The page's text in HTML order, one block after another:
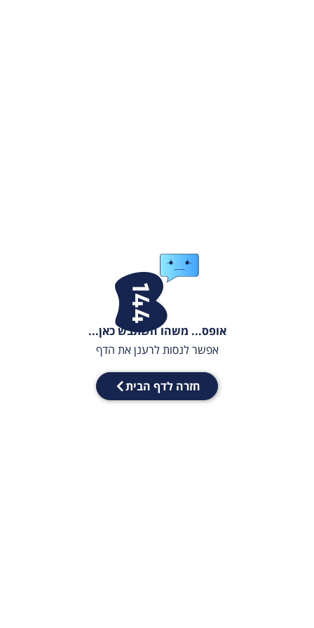
אופס... משהו השתבש כאן...
אפשר לנסות לרענן את הדף
חזרה לדף הבית